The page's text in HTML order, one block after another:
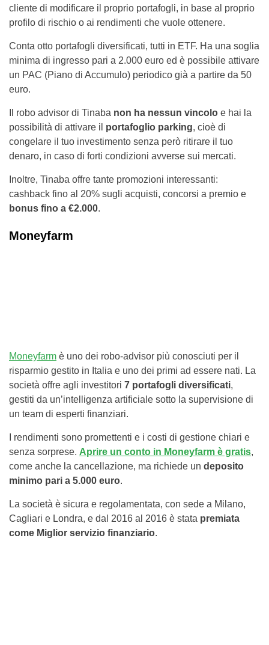
cliente di modificare il proprio portafogli, in base al proprio
profilo di rischio o ai rendimenti che vuole ottenere.
Conta otto portafogli diversificati, tutti in ETF. Ha una soglia
minima di ingresso pari a 2.000 euro ed è possibile attivare
un PAC (Piano di Accumulo) periodico già a partire da 50
euro.
Il robo advisor di Tinaba non ha nessun vincolo e hai la
possibilità di attivare il portafoglio parking, cioè di
congelare il tuo investimento senza però ritirare il tuo
denaro, in caso di forti condizioni avverse sui mercati.
Inoltre, Tinaba offre tante promozioni interessanti:
cashback fino al 20% sugli acquisti, concorsi a premio e
bonus fino a €2.000.
Moneyfarm
Moneyfarm è uno dei robo-advisor più conosciuti per il
risparmio gestito in Italia e uno dei primi ad essere nati. La
società offre agli investitori 7 portafogli diversificati,
gestiti da un’intelligenza artificiale sotto la supervisione di
un team di esperti finanziari.
I rendimenti sono promettenti e i costi di gestione chiari e
senza sorprese. Aprire un conto in Moneyfarm è gratis,
come anche la cancellazione, ma richiede un deposito
minimo pari a 5.000 euro.
La società è sicura e regolamentata, con sede a Milano,
Cagliari e Londra, e dal 2016 al 2016 è stata premiata
come Miglior servizio finanziario.